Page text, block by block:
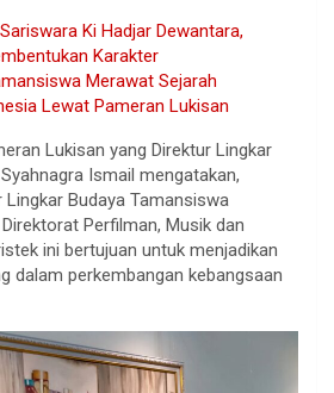
Ki Hadjar Dewantara,
Karakter
Merawat Sejarah
Lewat Pameran Lukisan
Lukisan yang Direktur Lingkar
Ismail mengatakan,
Budaya Tamansiswa
Perfilman, Musik dan
ini bertujuan untuk menjadikan
dalam perkembangan kebangsaan